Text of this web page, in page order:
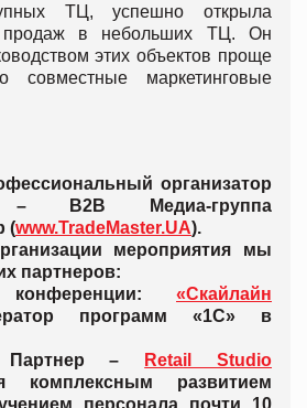
ТЦ, успешно открыла
продаж в небольших ТЦ. Он
этих объектов проще
совместные маркетинговые
организатор
– B2B Медиа-группа
(www.TradeMaster.UA).
мероприятия мы
партнеров:
«Скайлайн
программ «1С» в
Партнер –
Retail Studio
комплексным развитием
персонала почти 10